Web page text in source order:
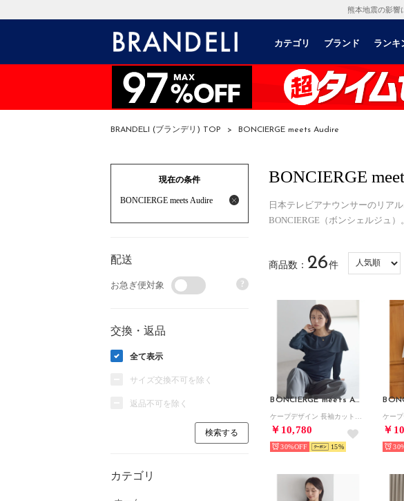
熊本地震の影響
カテゴリ ブランド ランキ
BRANDELI (ブランデリ) TOP > BONCIERGE meets Audire
現在の条件
BONCIERGE meets Audire
配送
お急ぎ便対象 ?
交換・返品
全て表示
サイズ交換不可を除く
返品不可を除く
カテゴリ
BONCIERGE
日本テレビアナウンサーのリア
BONCIERGE（ボンシェルジュ
商品数： 26件
BONCIERGE meets Audire
￥10,780
30% 15
￥